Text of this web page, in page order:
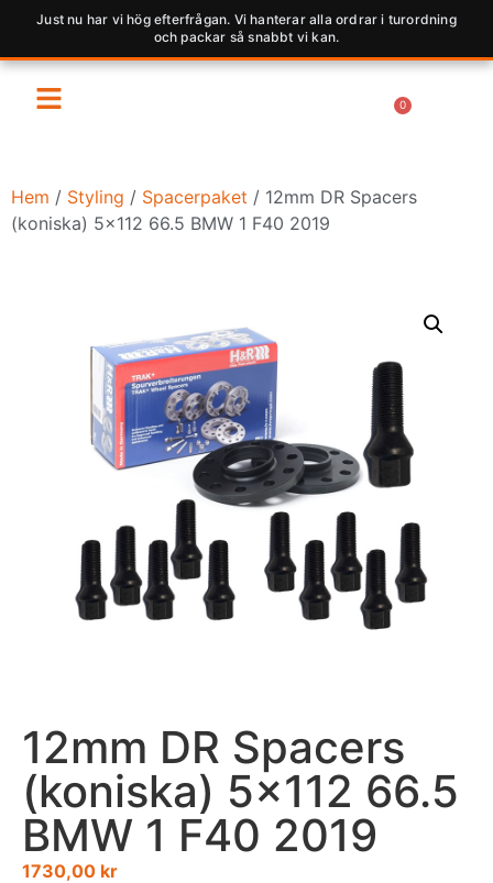
Just nu har vi hög efterfrågan. Vi hanterar alla ordrar i turordning
och packar så snabbt vi kan.
0
Hem / Styling / Spacerpaket / 12mm DR Spacers
(koniska) 5×112 66.5 BMW 1 F40 2019
12mm DR Spacers
(koniska) 5×112 66.5
BMW 1 F40 2019
1730,00 kr